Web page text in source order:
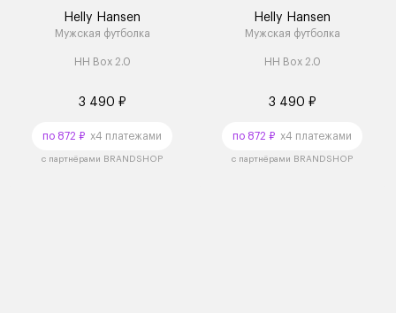
Helly Hansen
Мужская футболка
HH Box 2.0
3 490 ₽
по 872 ₽ x4 платежами
с партнёрами BRANDSHOP
Helly Hansen
Мужская футболка
HH Box 2.0
3 490 ₽
по 872 ₽ x4 платежами
с партнёрами BRANDSHOP